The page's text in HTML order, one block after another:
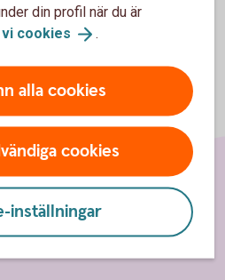
din profil när du är
cookies .
alla cookies
cookies
inställningar